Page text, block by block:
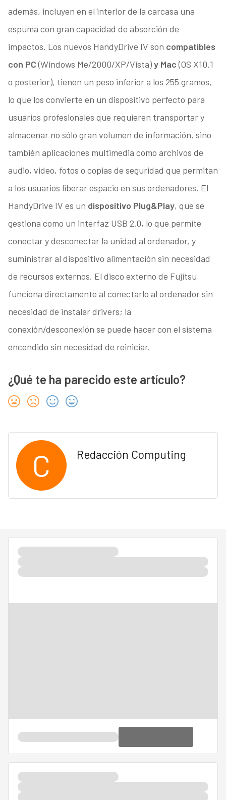
además, incluyen en el interior de la carcasa una
espuma con gran capacidad de absorción de
impactos. Los nuevos HandyDrive IV son compatibles
con PC(Windows Me/2000/XP/Vista)y Mac(OS X10.1
o posterior), tienen un peso inferior a los 255 gramos,
lo que los convierte en un dispositivo perfecto para
usuarios profesionales que requieren transportar y
almacenar no sólo gran volumen de información, sino
también aplicaciones multimedia como archivos de
audio, video, fotos o copias de seguridad que permitan
a los usuarios liberar espacio en sus ordenadores. El
HandyDrive IV es un dispositivo Plug&Play, que se
gestiona como un interfaz USB 2.0, lo que permite
conectar y desconectar la unidad al ordenador, y
suministrar al dispositivo alimentación sin necesidad
de recursos externos. El disco externo de Fujitsu
funciona directamente al conectarlo al ordenador sin
necesidad de instalar drivers; la
conexión/desconexión se puede hacer con el sistema
encendido sin necesidad de reiniciar.
¿Qué te ha parecido este artículo?
C Redacción Computing